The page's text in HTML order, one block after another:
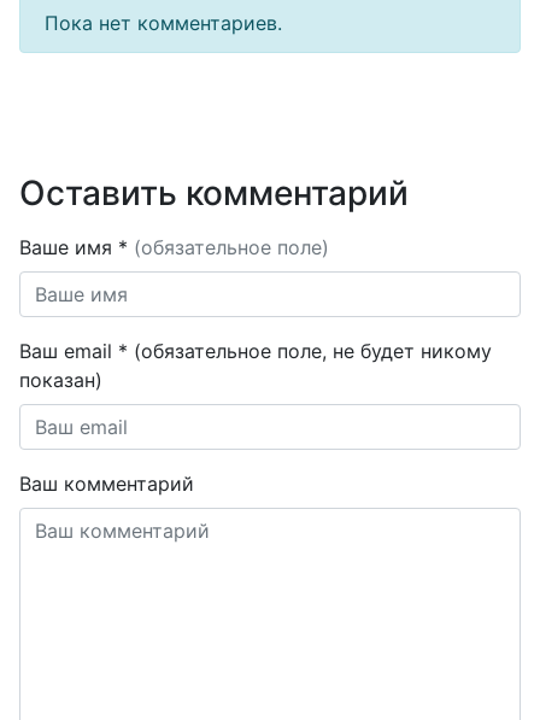
Пока нет комментариев.
Оставить комментарий
Ваше имя * (обязательное поле)
Ваш email * (обязательное поле, не будет никому
показан)
Ваш комментарий